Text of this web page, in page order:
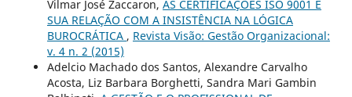
Vilmar José Zaccaron, AS CERTIFICAÇÕES ISO 9001 E
SUA RELAÇÃO COM A INSISTÊNCIA NA LÓGICA
BUROCRÁTICA , Revista Visão: Gestão Organizacional:
v. 4 n. 2 (2015)
Adelcio Machado dos Santos, Alexandre Carvalho
Acosta, Liz Barbara Borghetti, Sandra Mari Gambin